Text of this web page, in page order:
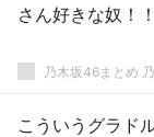
さん好きな奴！
乃木坂46まとめ
こういうグラド